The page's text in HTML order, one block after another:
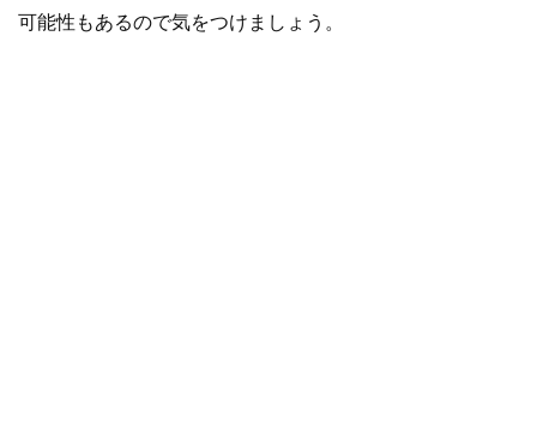
可能性もあるので気をつけましょう。